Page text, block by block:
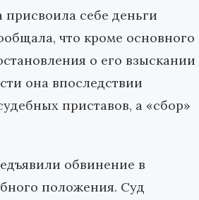
себе деньги
что кроме основного
о его взыскании
она впоследствии
приставов, а «сбор»
обвинение в
положения. Суд